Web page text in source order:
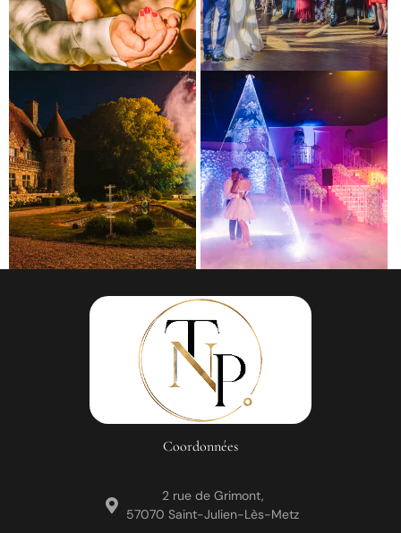
Coordonnées
2 rue de Grimont,
57070 Saint-Julien-Lès-Metz